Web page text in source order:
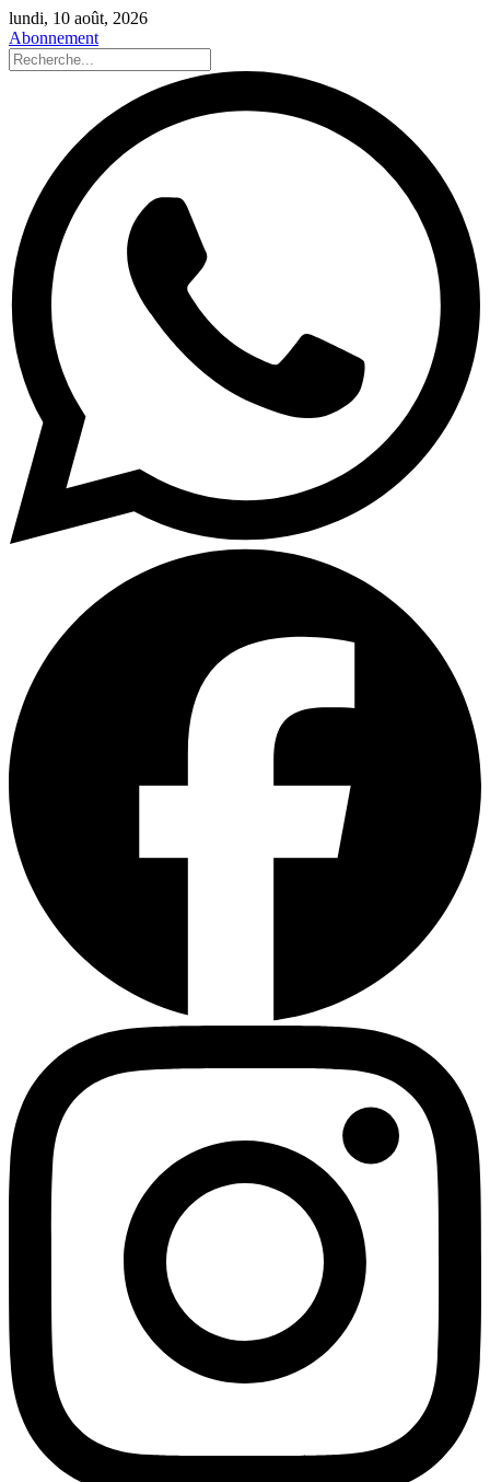
lundi, 10 août, 2026
Abonnement